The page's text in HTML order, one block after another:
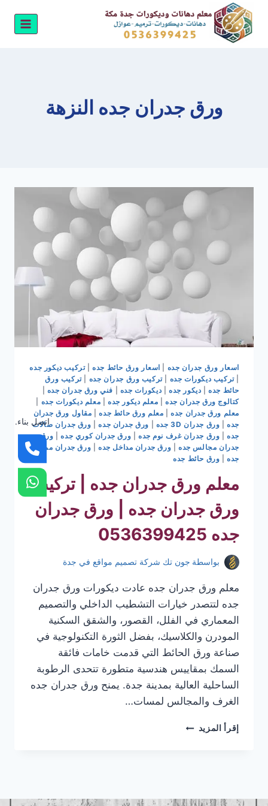
التجاوز
المحتوى
ورق جدران جده النزهة
اسعار ورق جدران جده اسعار ورق حائط جده|تركيب ديكور جده
|تركيب ديكورات جده |تركيب ورق جدران جده |تركيب ورق
حائط جده| ديكور جده| ديكورات جده فني ورق جدران جده
كتالوج ورق جدران جده| معلم ديكور جده معلم ديكورات جده
معلم ورق جدران جده| معلم ورق حائط جده| مقاول ورق جدران
جده| ورق جدران 3D جده ورق جدران جده| ورق جدران صالات
جده| ورق جدران غرف نوم جده ورق جدران كوري جده| ورق
جدران مجالس جده| ورق جدران مداخل جده
ورق جدران ممرات
جده| ورق حائط جده
معلم ورق جدران جده | تركيب
ورق جدران جده | ورق جدران
جده 0536399425
بواسطة جون تك شركة تصميم مواقع في جدة
معلم ورق جدران جده عادت ديكورات ورق جدران
جده لتتصدر خيارات التشطيب الداخلي والتصميم
المعماري في الفلل، القصور، والشقق السكنية
المودرن والكلاسيك، بفضل الثورة التكنولوجية في
صناعة ورق الحائط التي قدمت خامات فائقة
السمك بمقاييس هندسية متطورة تتحدى الرطوبة
الساحلية العالية بمدينة جدة. يمنح ورق جدران جده
الغرف والمجالس لمسات…
إقرأ المزيد معلم
ورق
اتصل بناء.